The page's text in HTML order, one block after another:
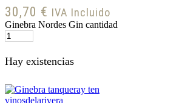
30,70 € IVA Incluido
Ginebra Nordes Gin cantidad
Hay existencias